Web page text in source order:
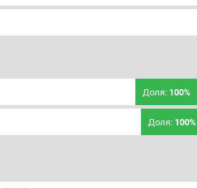
Доля: 100%
Доля: 100%